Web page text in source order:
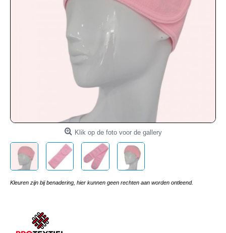
Klik op de foto voor de gallery
Kleuren zijn bij benadering, hier kunnen geen rechten aan worden ontleend.